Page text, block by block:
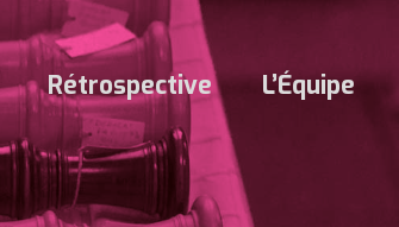
Rétrospective L’Équipe